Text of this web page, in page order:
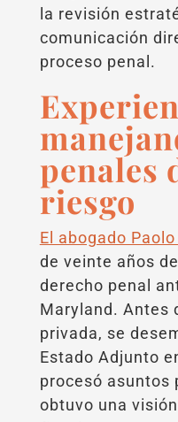
la revisión
comunicación
proceso penal.
penales
riesgo
El abogado
de veinte años
derecho penal
Maryland. Antes
privada, se
Estado Adjunto
procesó asuntos
obtuvo una